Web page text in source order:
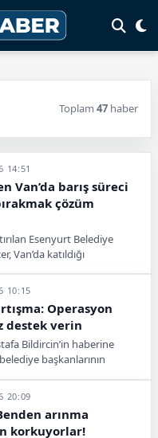
Toplam 47 haber
14:51
Van’da barış süreci
çözüm
Esenyurt Belediye
Van’da katıldığı
bırakılmasının önemli
10:15
Operasyon
destek verin
Bildircin’in haberine
başkanlarının
edildi. Kılıçdaroğlu’nun
parti içinde yeni bir tartışma
20:09
arınma
korkuyorlar!